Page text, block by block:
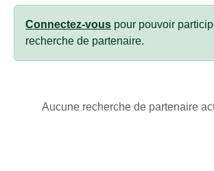
Connectez-vous pour pouvoir
recherche de partenaire.
Aucune recherche de partenaire